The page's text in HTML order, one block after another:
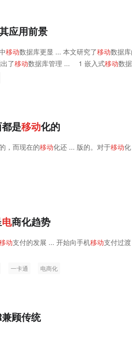
应用前景
移动数据库更显 ... 本文研究了移动数据
了移动数据库管理 ... 1 嵌入式移动数
是移动化的
的，而现在的移动化还 ... 版的。对于移动
电商化趋势
动支付的发展 ... 开始向手机移动支付过
一卡通 电商化
顾传统